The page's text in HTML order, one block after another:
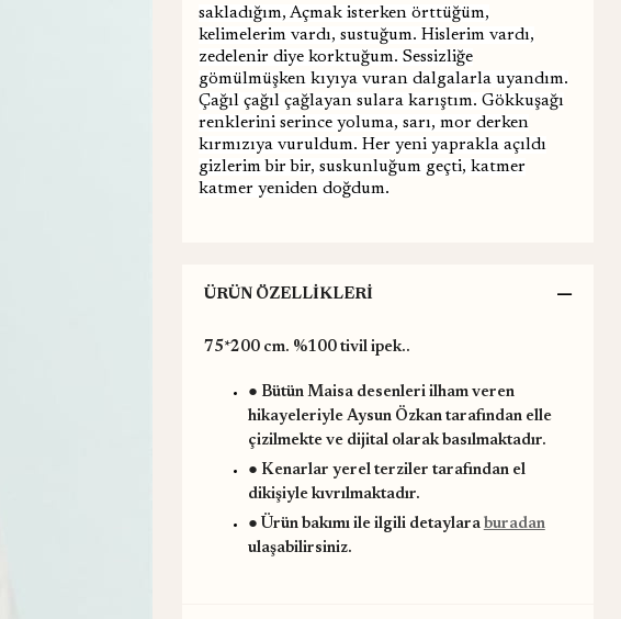
sakladığım, Açmak isterken örttüğüm,
kelimelerim vardı, sustuğum. Hislerim vardı,
zedelenir diye korktuğum. Sessizliğe
gömülmüşken kıyıya vuran dalgalarla uyandım.
Çağıl çağıl çağlayan sulara karıştım. Gökkuşağı
renklerini serince yoluma, sarı, mor derken
kırmızıya vuruldum. Her yeni yaprakla açıldı
gizlerim bir bir, suskunluğum geçti, katmer
katmer yeniden doğdum.
ÜRÜN ÖZELLIKLERI
75*200 cm. %100 tivil ipek..
● Bütün Maisa desenleri ilham veren
hikayeleriyle Aysun Özkan tarafından elle
çizilmekte ve dijital olarak basılmaktadır.
● Kenarlar yerel terziler tarafından el
dikişiyle kıvrılmaktadır.
● Ürün bakımı ile ilgili detaylara buradan
ulaşabilirsiniz.